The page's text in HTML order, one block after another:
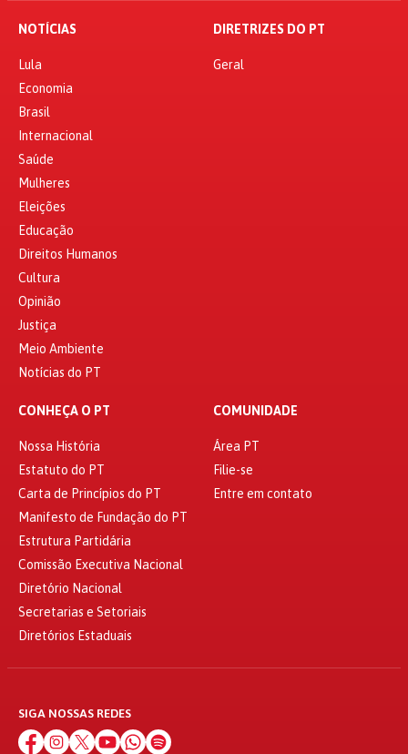
NOTÍCIAS
Lula
Economia
Brasil
Internacional
Saúde
Mulheres
Eleições
Educação
Direitos Humanos
Cultura
Opinião
Justiça
Meio Ambiente
Notícias do PT
DIRETRIZES DO PT
Geral
CONHEÇA O PT
Nossa História
Estatuto do PT
Carta de Princípios do PT
Manifesto de Fundação do PT
Estrutura Partidária
Comissão Executiva Nacional
Diretório Nacional
Secretarias e Setoriais
Diretórios Estaduais
COMUNIDADE
Área PT
Filie-se
Entre em contato
SIGA NOSSAS REDES